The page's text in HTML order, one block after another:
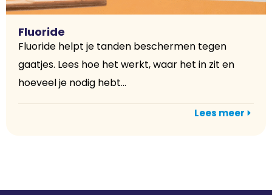
Fluoride
Fluoride helpt je tanden beschermen tegen
gaatjes. Lees hoe het werkt, waar het in zit en
hoeveel je nodig hebt...
Lees meer